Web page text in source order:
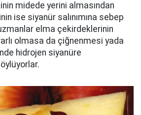
midede yerini almasından
ise siyanür salınımına sebep
elma çekirdeklerinin
olmasa da çiğnenmesi yada
hidrojen siyanüre